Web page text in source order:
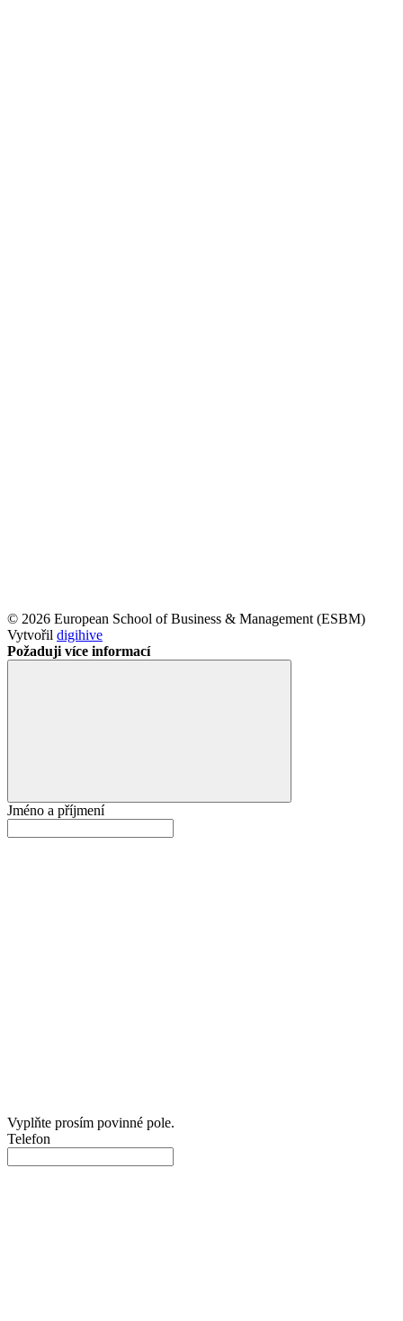
© 2026 European School of Business & Management (ESBM)
Vytvořil digihive
Požaduji více informací
Jméno a příjmení
Vyplňte prosím povinné pole.
Telefon